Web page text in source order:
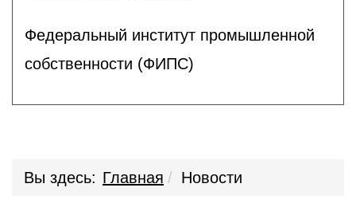
Федеральный институт промышленной
собственности (ФИПС)
Вы здесь: Главная Новости